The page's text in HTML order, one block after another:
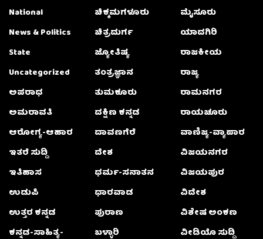
National
News & Politics
State
Uncategorized
ಅಪರಾಧ
ಅಮರಾವತಿ
ಆರೋಗ್ಯ-ಆಹಾರ
ಇತರೆ ಸುದ್ದಿ
ಇತಿಹಾಸ
ಉಡುಪಿ
ಉತ್ತರ ಕನ್ನಡ
ಕನ್ನಡ-ಸಾಹಿತ್ಯ-
ಚಿಕ್ಕಮಗಳೂರು
ಚಿತ್ರದುರ್ಗ
ಜ್ಯೋತಿಷ್ಯ
ತಂತ್ರಜ್ಞಾನ
ತುಮಕೂರು
ದಕ್ಷಿಣ ಕನ್ನಡ
ದಾವಣಗೆರೆ
ದೇಶ
ಧರ್ಮ-ಸನಾತನ
ಧಾರವಾಡ
ಪುರಾಣ
ಬಳ್ಳಾರಿ
ಮೈಸೂರು
ಯಾದಗಿರಿ
ರಾಜಕೀಯ
ರಾಜ್ಯ
ರಾಮನಗರ
ರಾಯಚೂರು
ವಾಣಿಜ್ಯ-ವ್ಯಾಪಾರ
ವಿಜಯನಗರ
ವಿಜಯಪುರ
ವಿದೇಶ
ವಿಶೇಷ ಅಂಕಣ
ವೀಡಿಯೊ ಸುದ್ದಿ